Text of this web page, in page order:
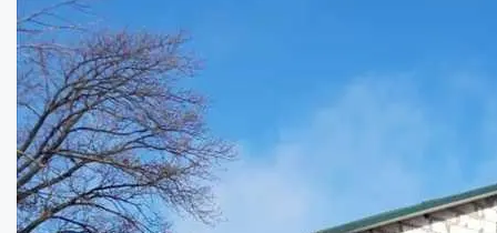
Недобудова біля Полтави (12 км.)...
Кімнат:
3
Площа:
100кв.м.